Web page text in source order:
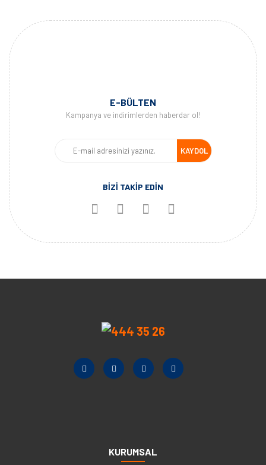
E-BÜLTEN
Kampanya ve indirimlerden haberdar ol!
KAYDOL
BİZİ TAKİP EDİN
KURUMSAL